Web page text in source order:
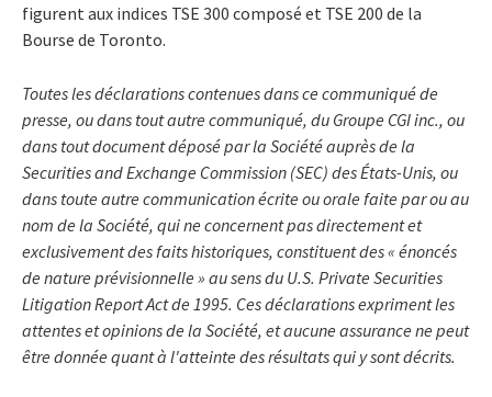
figurent aux indices TSE 300 composé et TSE 200 de la
Bourse de Toronto.
Toutes les déclarations contenues dans ce communiqué de
presse, ou dans tout autre communiqué, du Groupe CGI inc., ou
dans tout document déposé par la Société auprès de la
Securities and Exchange Commission (SEC) des États-Unis, ou
dans toute autre communication écrite ou orale faite par ou au
nom de la Société, qui ne concernent pas directement et
exclusivement des faits historiques, constituent des « énoncés
de nature prévisionnelle » au sens du U.S. Private Securities
Litigation Report Act de 1995. Ces déclarations expriment les
attentes et opinions de la Société, et aucune assurance ne peut
être donnée quant à l'atteinte des résultats qui y sont décrits.